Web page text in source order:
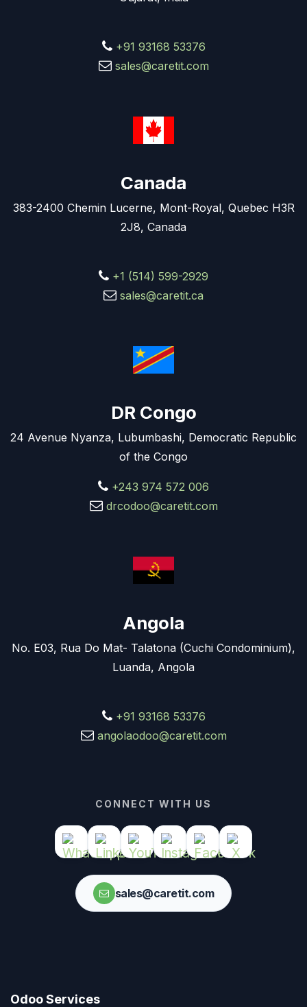
+91 93168 53376
sales@caretit.com
Canada
383-2400 Chemin Lucerne, Mont-Royal, Quebec H3R
2J8, Canada
+1 (514) 599-2929
sales@caretit.ca
DR Congo
24 Avenue Nyanza, Lubumbashi, Democratic Republic
of the Congo
+243 974 572 006
drcodoo@caretit.com
Angola
No. E03, Rua Do Mat- Talatona (Cuchi Condominium),
Luanda, Angola
+91 93168 53376
angolaodoo@caretit.com
CONNECT WITH US
sales@caretit.com
Odoo Services